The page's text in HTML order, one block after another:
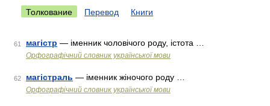
Толкование Перевод Книги
61 магістр — іменник чоловічого роду, істота …
Орфографічний словник української мови
62 магістраль — іменник жіночого роду …
Орфографічний словник української мови